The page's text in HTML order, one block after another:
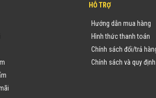
HỖ TRỢ
Hướng dẫn mua hàng
Hình thức thanh toán
Chính sách đổi/trả
Chính sách và quy